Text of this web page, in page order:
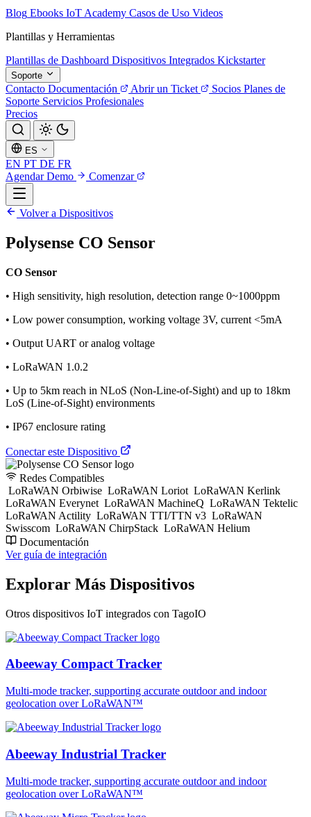
Blog Ebooks IoT Academy Casos de Uso Videos
Plantillas y Herramientas
Plantillas de Dashboard Dispositivos Integrados Kickstarter
Soporte
Contacto Documentación Abrir un Ticket Socios Planes de
Soporte Servicios Profesionales
Precios
ES
EN PT DE FR
Agendar Demo
Comenzar
Volver a Dispositivos
Polysense CO Sensor
CO Sensor
• High sensitivity, high resolution, detection range 0~1000ppm
• Low power consumption, working voltage 3V, current <5mA
• Output UART or analog voltage
• LoRaWAN 1.0.2
• Up to 5km reach in NLoS (Non-Line-of-Sight) and up to 18km
LoS (Line-of-Sight) environments
• IP67 enclosure rating
Conectar este Dispositivo
Redes Compatibles
LoRaWAN Orbiwise LoRaWAN Loriot LoRaWAN Kerlink
LoRaWAN Everynet LoRaWAN MachineQ LoRaWAN Tektelic
LoRaWAN Actility LoRaWAN TTI/TTN v3 LoRaWAN
Swisscom LoRaWAN ChirpStack LoRaWAN Helium
Documentación
Ver guía de integración
Explorar Más Dispositivos
Otros dispositivos IoT integrados con TagoIO
Abeeway Compact Tracker
Multi-mode tracker, supporting accurate outdoor and indoor
geolocation over LoRaWAN™
Abeeway Industrial Tracker
Multi-mode tracker, supporting accurate outdoor and indoor
geolocation over LoRaWAN™